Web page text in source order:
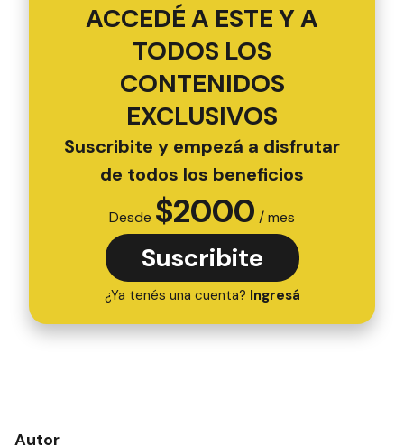
ACCEDÉ A ESTE Y A
TODOS LOS
CONTENIDOS
EXCLUSIVOS
Suscribite y empezá a disfrutar
de todos los beneficios
Desde $2000 / mes
Suscribite
¿Ya tenés una cuenta? Ingresá
Autor